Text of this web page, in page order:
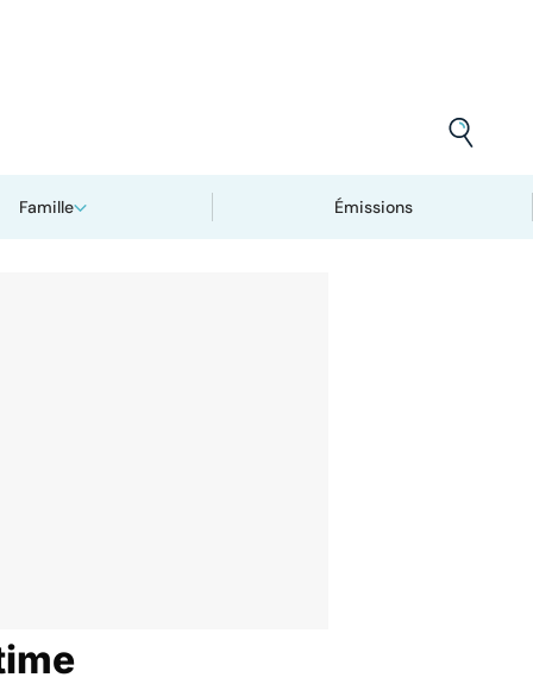
Famille Émissions